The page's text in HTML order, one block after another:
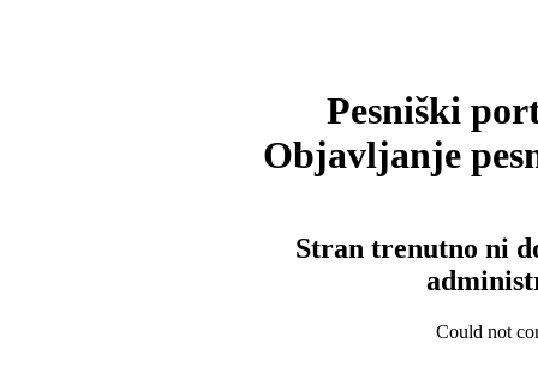
Pesniški
Objavljanje
Stran trenutno ni
Could not